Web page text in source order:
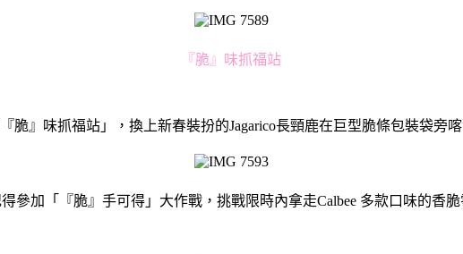
『脆』味抓福站
脆』味抓福站」，換上新春裝扮的Jagarico長頸鹿在巨型脆條包裝袋旁
參加「『脆』手可得」大作戰，挑戰限時內拿走Calbee 多款口味的香